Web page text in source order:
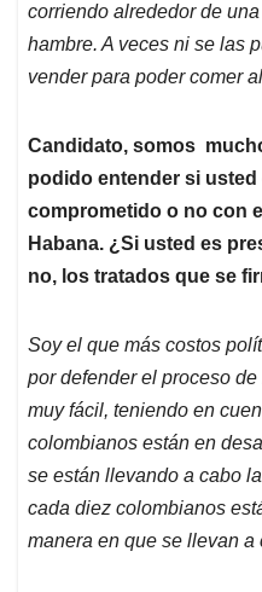
corriendo alrededor de
hambre. A veces ni se las
vender para poder comer
Candidato, somos
podido entender si usted
comprometido o no con
Habana. ¿Si usted es
no, los tratados que se
Soy el que más costos
por defender el proceso
muy fácil, teniendo en
colombianos están en
se están llevando a cabo
cada diez colombianos
manera en que se llevan